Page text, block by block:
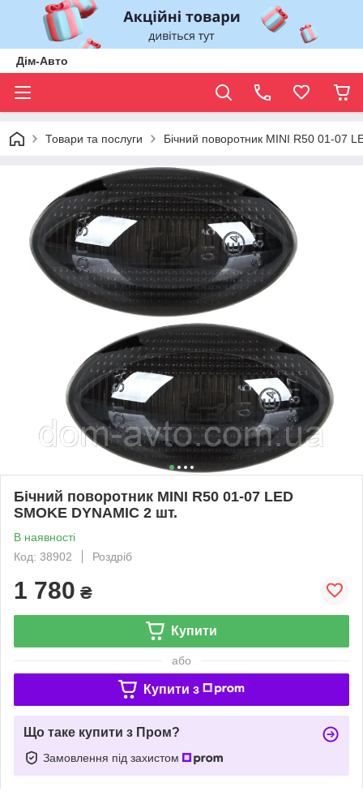
Дім-Авто
Товари та послуги Бічний поворотник MINI R50 01-07
Бічний поворотник MINI R50 01-07 LED
SMOKE DYNAMIC 2 шт.
В наявності
Код: 38902
Роздріб
1 780 ₴
Купити
або
Купити з
Що таке купити з Пром?
Замовлення під захистом